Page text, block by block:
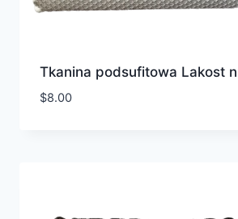
Tkanina podsufitowa Lakost
$8.00